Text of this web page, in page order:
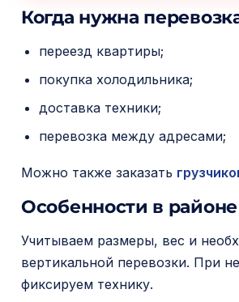
Когда нужна
переезд квартиры;
покупка холодильника;
доставка техники;
перевозка между адресами;
Можно также заказать
Особенности в
Учитываем размеры, вес и
вертикальной перевозки. При
фиксируем технику.